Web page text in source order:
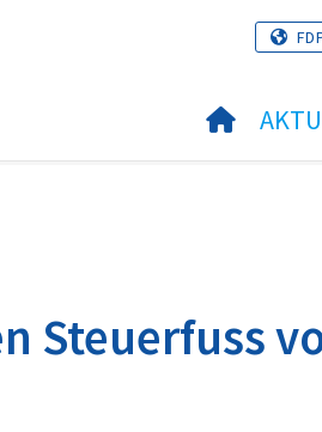
Steuerfuss